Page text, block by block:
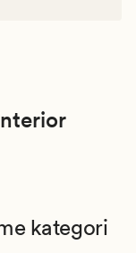
kategori